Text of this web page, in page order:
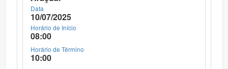
Data
10/07/2025
Horário de Início
08:00
Horário de Término
10:00